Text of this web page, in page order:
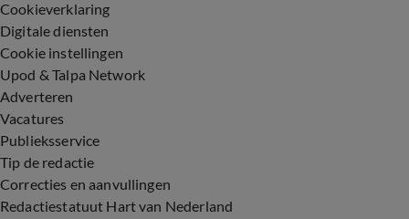
Cookieverklaring
Digitale diensten
Cookie instellingen
Upod & Talpa Network
Adverteren
Vacatures
Publieksservice
Tip de redactie
Correcties en aanvullingen
Redactiestatuut Hart van Nederland